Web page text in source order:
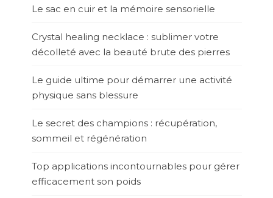
Le sac en cuir et la mémoire sensorielle
Crystal healing necklace : sublimer votre
décolleté avec la beauté brute des pierres
Le guide ultime pour démarrer une activité
physique sans blessure
Le secret des champions : récupération,
sommeil et régénération
Top applications incontournables pour gérer
efficacement son poids